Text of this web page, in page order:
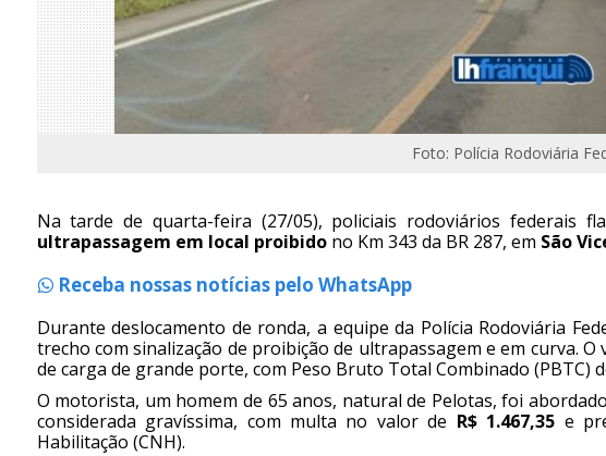
Foto: Polícia Rodoviária
Na tarde de quarta-feira (27/05), policiais rodoviários federais
ultrapassagem em local proibidono Km 343 da BR 287, em São
Receba nossas notícias pelo WhatsApp
Durante deslocamento de ronda, a equipe da Polícia Rodoviária
trecho com sinalização de proibição de ultrapassagem e em curva.
de carga de grande porte, com Peso Bruto Total Combinado (PBTC)
O motorista, um homem de 65 anos, natural de Pelotas, foi
considerada gravíssima, com multa no valor de R$ 1.467,35 e
Habilitação (CNH).